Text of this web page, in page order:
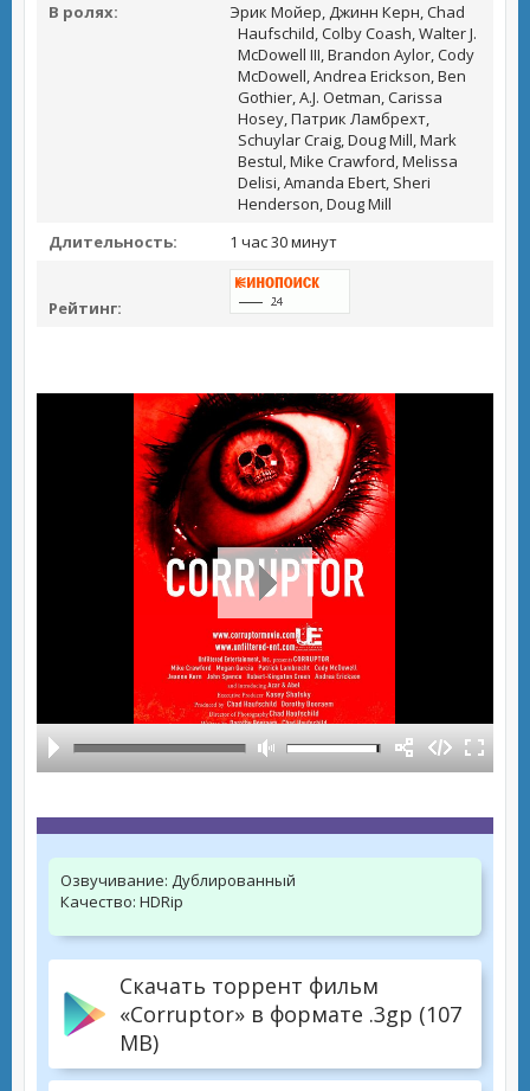
В ролях:
Эрик Мойер, Джинн Керн, Chad
Haufschild, Colby Coash, Walter J.
McDowell III, Brandon Aylor, Cody
McDowell, Andrea Erickson, Ben
Gothier, A.J. Oetman, Carissa
Hosey, Патрик Ламбрехт,
Schuylar Craig, Doug Mill, Mark
Bestul, Mike Crawford, Melissa
Delisi, Amanda Ebert, Sheri
Henderson, Doug Mill
Длительность:
1 час 30 минут
Рейтинг:
Озвучивание: Дублированный
Качество: HDRip
Скачать торрент фильм
«Corruptor» в формате .3gp (107
MB)